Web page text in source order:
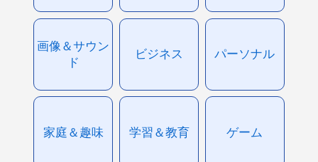
画像＆サウン
ド
ビジネス パーソナル
家庭＆趣味 学習＆教育 ゲーム